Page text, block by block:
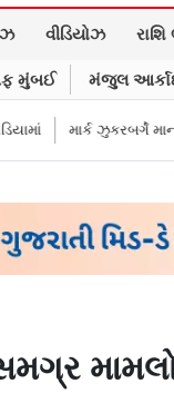
વીડિયોઝ રાશિ
મુંબઈ મંજુલ
માની Metaની ભૂલ,